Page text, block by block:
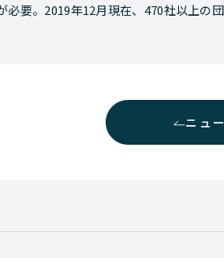
要。2019年12月現在、470社以上の団
ニュ